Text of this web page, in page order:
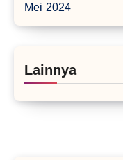
Mei 2024
Lainnya